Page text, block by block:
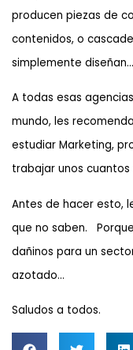
producen piezas de
contenidos, o
simplemente diseñan…
A todas esas
mundo, les
estudiar Marketing,
trabajar unos
Antes de hacer esto,
que no saben.
dañinos para un
azotado…
Saludos a todos.